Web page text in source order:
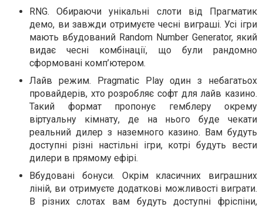
RNG. Обираючи унікальні слоти від Прагматик
демо, ви завжди отримуєте чесні виграші. Усі ігри
мають вбудований Random Number Generator, який
видає чесні комбінації, що були рандомно
сформовані комп’ютером.
Лайв режим. Pragmatic Play один з небагатьох
провайдерів, хто розробляє софт для лайв казино.
Такий формат пропонує гемблеру окрему
віртуальну кімнату, де на нього буде чекати
реальний дилер з наземного казино. Вам будуть
доступні різні настільні ігри, котрі будуть вести
дилери в прямому ефірі.
Вбудовані бонуси. Окрім класичних виграшних
ліній, ви отримуєте додаткові можливості виграти.
В різних слотах вам будуть доступні фріспіни,